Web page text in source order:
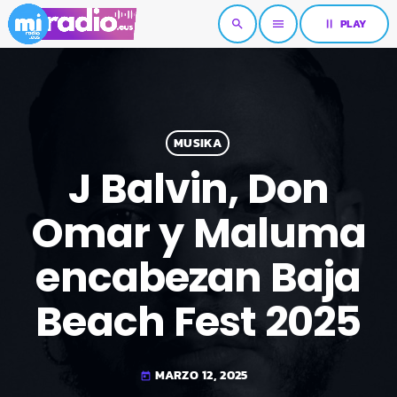
search menu pause PLAY
MUSIKA
J Balvin, Don
Omar y Maluma
encabezan Baja
Beach Fest 2025
today MARZO 12, 2025